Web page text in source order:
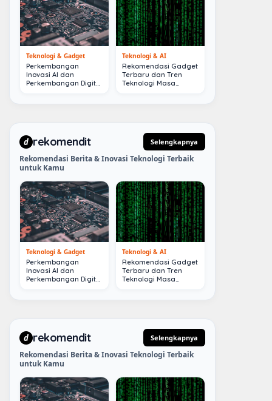
Teknologi & Gadget
Perkembangan
Inovasi AI dan
Perkembangan Digital
Teknologi & AI
Rekomendasi Gadget
Terbaru dan Tren
Teknologi Masa
d rekomendit Selengkapnya
Rekomendasi Berita & Inovasi Teknologi Terbaik
untuk Kamu
Teknologi & Gadget
Perkembangan
Inovasi AI dan
Perkembangan Digital
Teknologi & AI
Rekomendasi Gadget
Terbaru dan Tren
Teknologi Masa
d rekomendit Selengkapnya
Rekomendasi Berita & Inovasi Teknologi Terbaik
untuk Kamu